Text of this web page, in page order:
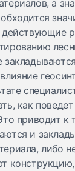
а
как
приводит к
и
либо